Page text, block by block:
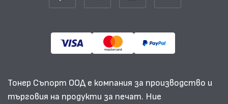
Тонер Съпорт ООД е компания за производство и
търговия на продукти за печат. Ние